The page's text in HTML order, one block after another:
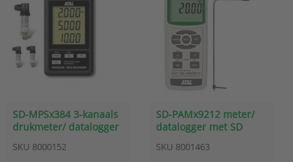
SD-MPSx384 3-kanaals
drukmeter/ datalogger
kaart
SKU 8000152
SD-PAMx9212 meter/
datalogger met SD
luchtsnelheid - pitot
SKU 8001463